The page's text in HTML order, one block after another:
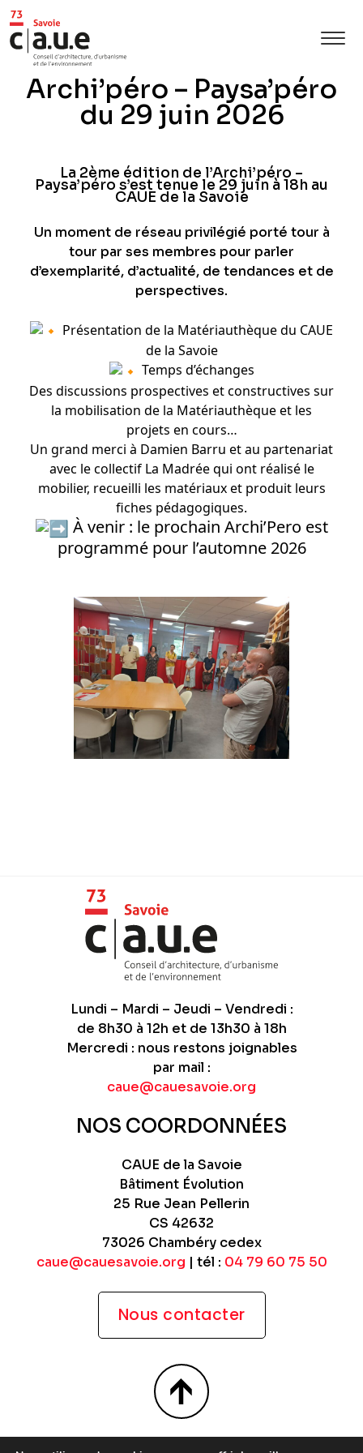
Archi’péro – Paysa’péro
du 29 juin 2026
La 2ème édition de l’Archi’péro –
Paysa’péro s’est tenue le 29 juin à 18h au
CAUE de la Savoie
Un moment de réseau privilégié porté tour à
tour par ses membres pour parler
d’exemplarité, d’actualité, de tendances et de
perspectives.
Présentation de la Matériauthèque du CAUE
de la Savoie
Temps d’échanges
Des discussions prospectives et constructives sur
la mobilisation de la Matériauthèque et les
projets en cours…
Un grand merci à Damien Barru et au partenariat
avec le collectif La Madrée qui ont réalisé le
mobilier, recueilli les matériaux et produit leurs
fiches pédagogiques.
À venir : le prochain Archi’Pero est
programmé pour l’automne 2026
Lundi – Mardi – Jeudi – Vendredi :
de 8h30 à 12h et de 13h30 à 18h
Mercredi : nous restons joignables
par mail :
caue@cauesavoie.org
NOS COORDONNÉES
CAUE de la Savoie
Bâtiment Évolution
25 Rue Jean Pellerin
CS 42632
73026 Chambéry cedex
caue@cauesavoie.org | tél : 04 79 60 75 50
Nous contacter
Site WordPress par Nouvel Oeil